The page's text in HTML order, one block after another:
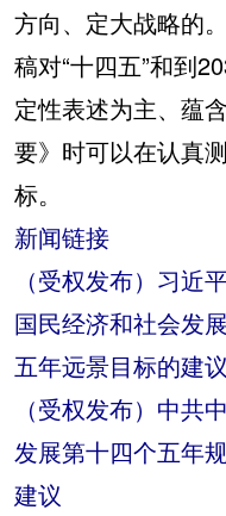
方向、定大战略的
稿对“十四五”和到
定性表述为主、蕴
要》时可以在认真
标。
新闻链接
（受权发布）习近
国民经济和社会发
五年远景目标的建
（受权发布）中共
发展第十四个五年
建议